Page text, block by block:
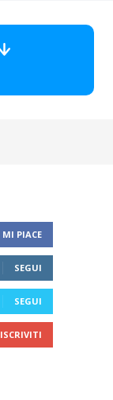
MI PIACE
SEGUI
SEGUI
ISCRIVITI